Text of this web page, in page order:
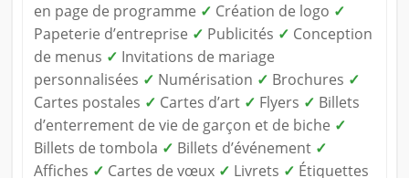
en page de programme ✓ Création de logo ✓
Papeterie d’entreprise ✓ Publicités ✓ Conception
de menus ✓ Invitations de mariage
personnalisées ✓ Numérisation ✓ Brochures ✓
Cartes postales ✓ Cartes d’art ✓ Flyers ✓ Billets
d’enterrement de vie de garçon et de biche ✓
Billets de tombola ✓ Billets d’événement ✓
Affiches ✓ Cartes de vœux ✓ Livrets ✓ Étiquettes